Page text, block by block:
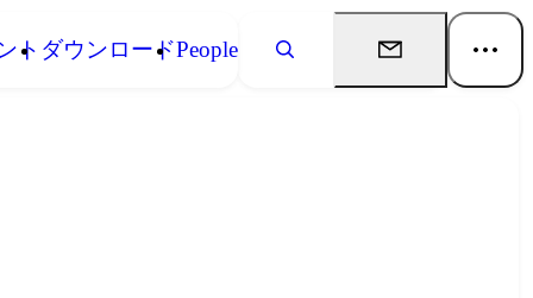
ト ダウンロードPeople